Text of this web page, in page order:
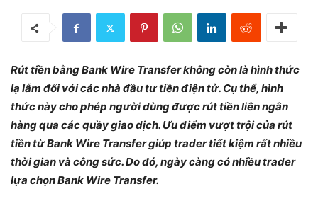
Rút tiền bằng Bank Wire Transfer không còn là hình thức
lạ lẫm đối với các nhà đầu tư tiền điện tử. Cụ thể, hình
thức này cho phép người dùng được rút tiền liên ngân
hàng qua các quầy giao dịch. Ưu điểm vượt trội của rút
tiền từ Bank Wire Transfer giúp trader tiết kiệm rất nhiều
thời gian và công sức. Do đó, ngày càng có nhiều trader
lựa chọn Bank Wire Transfer.